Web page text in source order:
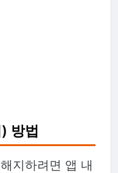
방법
지하려면 앱 내